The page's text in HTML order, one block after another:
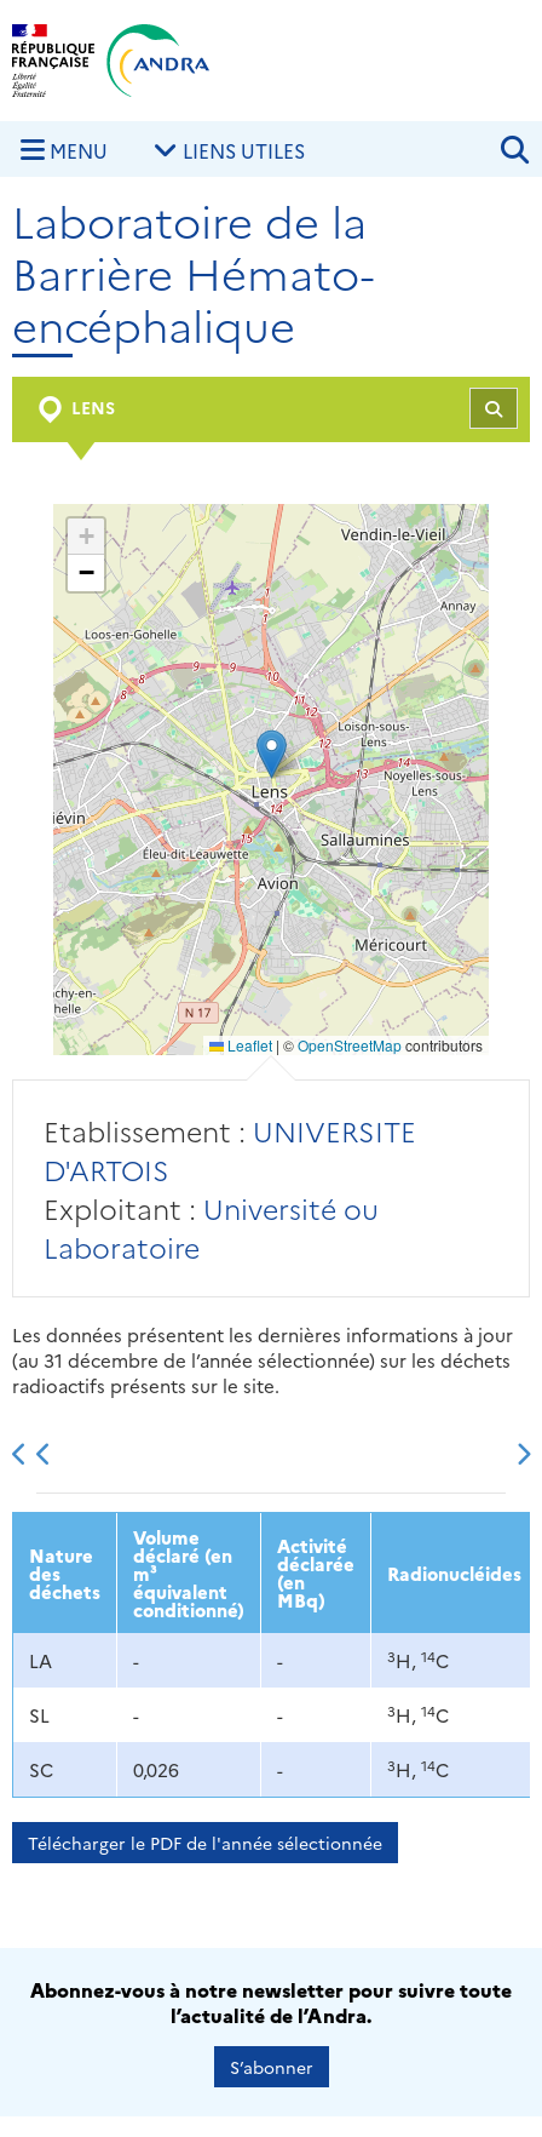
Aller au contenu principal
MENU LIENS UTILES
Laboratoire de la
Barrière Hémato-
encéphalique
LENS
+
−
Leaflet | ©OpenStreetMapcontributors
Etablissement : UNIVERSITE
D'ARTOIS
Exploitant : Université ou
Laboratoire
Les données présentent les dernières informations à jour
(au 31 décembre de l’année sélectionnée) sur les déchets
radioactifs présents sur le site.
2013 2014 2015 2016
Nature
des
déchets
Volume
déclaré (en
m³
équivalent
conditionné)
Activité
déclarée
(en
MBq)
Radionucléides
LA - - 3H, 14C
SL - - 3H, 14C
SC 0,026 - 3H, 14C
Télécharger le PDF de l'année sélectionnée
Abonnez-vous à notre newsletter pour suivre toute
l’actualité de l’Andra.
S’abonner